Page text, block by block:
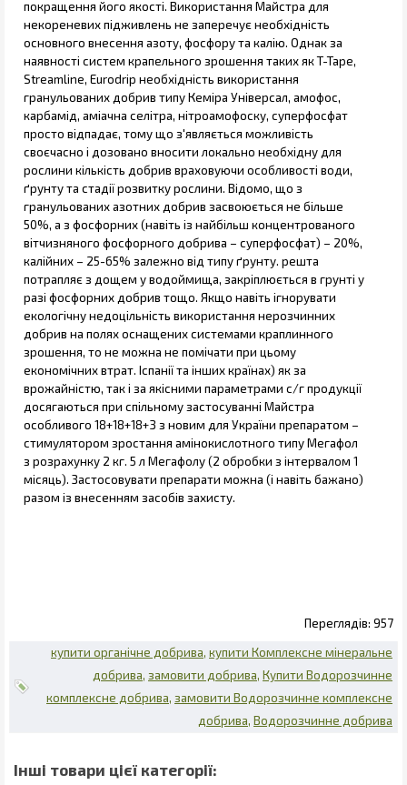
покращення його якості. Використання Майстра для
некореневих підживлень не заперечує необхідність
основного внесення азоту, фосфору та калію. Однак за
наявності систем крапельного зрошення таких як T-Tape,
Streamline, Eurodrip необхідність використання
гранульованих добрив типу Кеміра Універсал, амофос,
карбамід, аміачна селітра, нітроамофоску, суперфосфат
просто відпадає, тому що з'являється можливість
своєчасно і дозовано вносити локально необхідну для
рослини кількість добрив враховуючи особливості води,
ґрунту та стадії розвитку рослини. Відомо, що з
гранульованих азотних добрив засвоюється не більше
50%, а з фосфорних (навіть із найбільш концентрованого
вітчизняного фосфорного добрива – суперфосфат) – 20%,
калійних – 25-65% залежно від типу ґрунту. решта
потрапляє з дощем у водоймища, закріплюється в грунті у
разі фосфорних добрив тощо. Якщо навіть ігнорувати
екологічну недоцільність використання нерозчинних
добрив на полях оснащених системами краплинного
зрошення, то не можна не помічати при цьому
економічних втрат. Іспанії та інших країнах) як за
врожайністю, так і за якісними параметрами с/г продукції
досягаються при спільному застосуванні Майстра
особливого 18+18+18+3 з новим для України препаратом –
стимулятором зростання амінокислотного типу Мегафол
з розрахунку 2 кг. 5 л Мегафолу (2 обробки з інтервалом 1
місяць). Застосовувати препарати можна (і навіть бажано)
разом із внесенням засобів захисту.
957
купити органічне добрива купити Комплексне мінеральне
добрива замовити добрива Купити Водорозчинне
комплексне добрива замовити Водорозчинне комплексне
добрива Водорозчинне добрива